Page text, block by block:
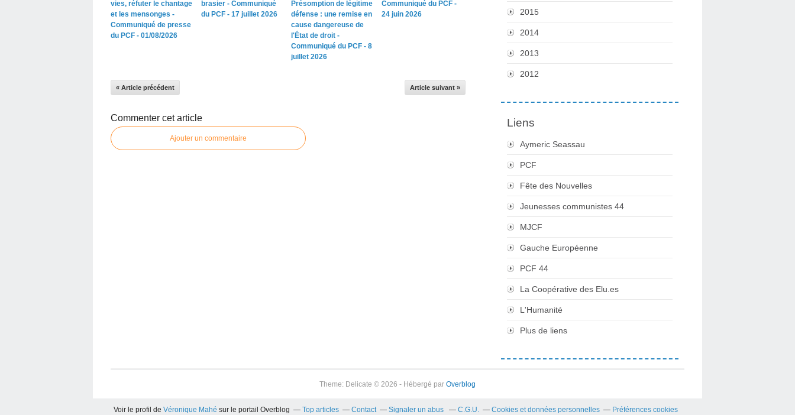
vies, réfuter le chantage
et les mensonges -
Communiqué de presse
du PCF - 01/08/2026
brasier - Communiqué
du PCF - 17 juillet 2026
Présomption de légitime
défense : une remise en
cause dangereuse de
l'État de droit -
Communiqué du PCF - 8
juillet 2026
Communiqué du PCF -
24 juin 2026
« Article précédent Article suivant »
Commenter cet article
Ajouter un commentaire
2015
2014
2013
2012
Liens
Aymeric Seassau
PCF
Fête des Nouvelles
Jeunesses communistes 44
MJCF
Gauche Européenne
PCF 44
La Coopérative des Elu.es
L'Humanité
Plus de liens
Theme: Delicate © 2026 - Hébergé par Overblog
Voir le profil de Véronique Mahé sur le portail Overblog Top articles Contact Signaler un abus C.G.U. Cookies et données personnelles Préférences cookies